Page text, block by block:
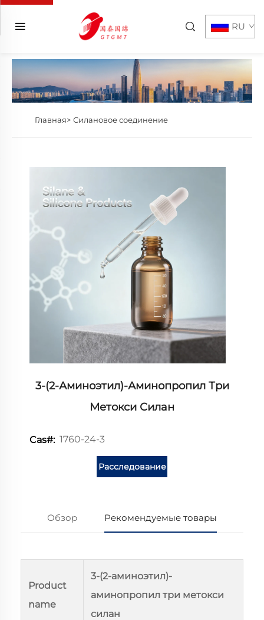
RU
Главная> Силановое соединение
3-(2-Аминоэтил)-Аминопропил Три
Метокси Силан
Cas#: 1760-24-3
Расследование
Обзор Рекомендуемые товары
Product
name
3-(2-аминоэтил)-
аминопропил три метокси
силан